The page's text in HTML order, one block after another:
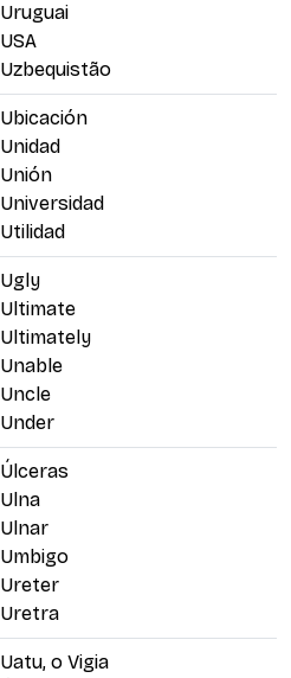
Uruguai
USA
Uzbequistão
Ubicación
Unidad
Unión
Universidad
Utilidad
Ugly
Ultimate
Ultimately
Unable
Uncle
Under
Úlceras
Ulna
Ulnar
Umbigo
Ureter
Uretra
Uatu, o Vigia